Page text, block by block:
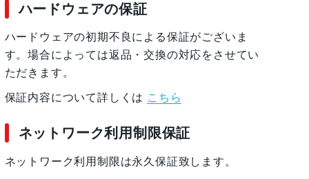
ハードウェアの保証
ハードウェアの初期不良による保証がございま
す。場合によっては返品・交換の対応をさせてい
ただきます。
保証内容について詳しくは こちら
ネットワーク利用制限保証
ネットワーク利用制限は永久保証致します。